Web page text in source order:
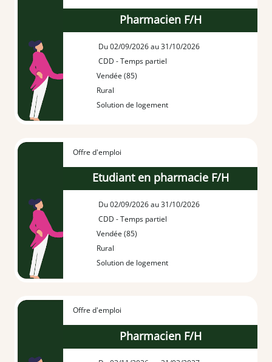
Pharmacien F/H
Du 02/09/2026 au 31/10/2026
CDD - Temps partiel
Vendée (85)
Rural
Solution de logement
Offre d'emploi
Etudiant en pharmacie F/H
Du 02/09/2026 au 31/10/2026
CDD - Temps partiel
Vendée (85)
Rural
Solution de logement
Offre d'emploi
Pharmacien F/H